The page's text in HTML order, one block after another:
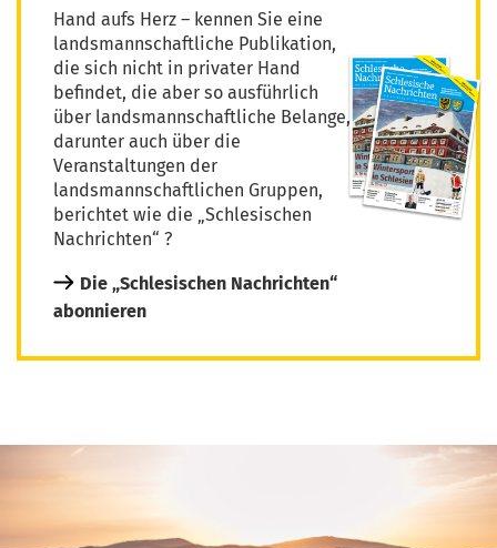
Hand aufs Herz – kennen Sie eine
landsmannschaftliche Publikation,
die sich nicht in privater Hand
befindet, die aber so ausführlich
über landsmannschaftliche Belange,
darunter auch über die
Veranstaltungen der
landsmannschaftlichen Gruppen,
berichtet wie die „Schlesischen
Nachrichten“ ?
Die „Schlesischen Nachrichten“
abonnieren